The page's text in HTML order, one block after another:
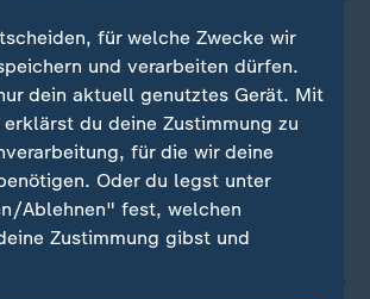
Videos
für welche Zwecke wir
und verarbeiten dürfen.
dein aktuell genutztes Gerät. Mit
du deine Zustimmung zu
für die wir deine
Oder du legst unter
Ablehnen" fest, welchen
Zustimmung gibst und